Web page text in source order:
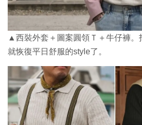
▲西裝外套＋圖案圓領Ｔ＋牛仔褲。
就恢復平日舒服的style了。